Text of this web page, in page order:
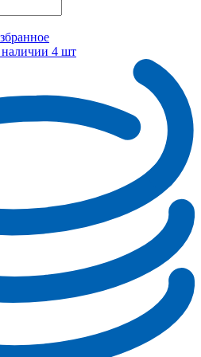
4 шт